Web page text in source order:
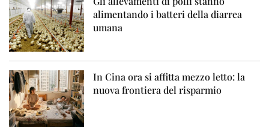
alimentando i batteri della diarrea
umana
In Cina ora si affitta mezzo letto: la
nuova frontiera del risparmio